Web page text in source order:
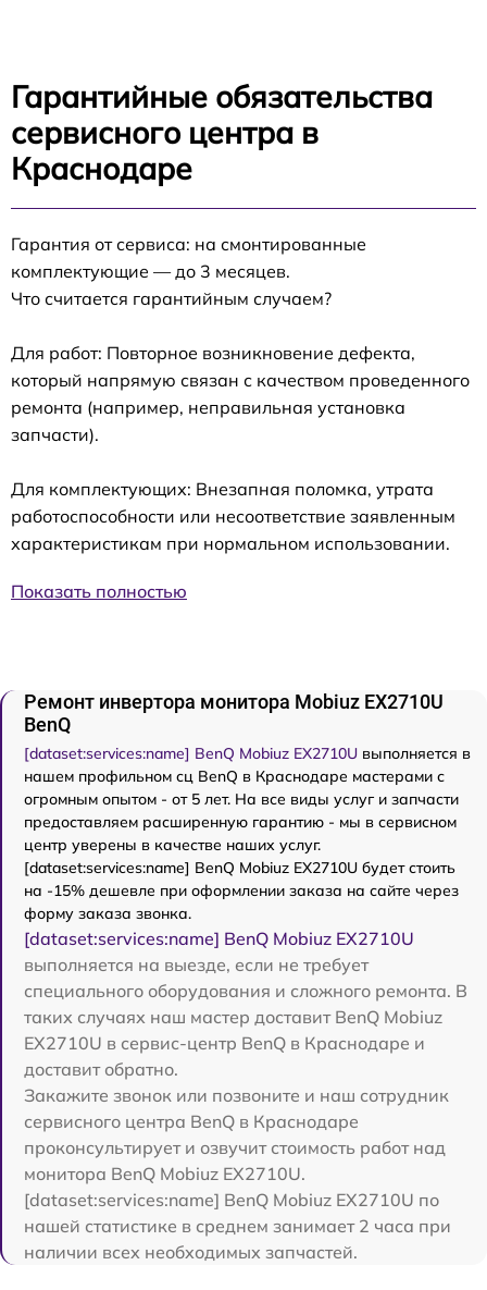
Гарантийные обязательства
сервисного центра в
Краснодаре
Гарантия от сервиса: на смонтированные
комплектующие — до 3 месяцев.
Что считается гарантийным случаем?
Для работ: Повторное возникновение дефекта,
который напрямую связан с качеством проведенного
ремонта (например, неправильная установка
запчасти).
Для комплектующих: Внезапная поломка, утрата
работоспособности или несоответствие заявленным
характеристикам при нормальном использовании.
Показать полностью
Ремонт инвертора монитора Mobiuz EX2710U
BenQ
[dataset:services:name] BenQ Mobiuz EX2710U выполняется в
нашем профильном сц BenQ в Краснодаре мастерами с
огромным опытом - от 5 лет. На все виды услуг и запчасти
предоставляем расширенную гарантию - мы в сервисном
центр уверены в качестве наших услуг.
[dataset:services:name] BenQ Mobiuz EX2710U будет стоить
на -15% дешевле при оформлении заказа на сайте через
форму заказа звонка.
[dataset:services:name] BenQ Mobiuz EX2710U
выполняется на выезде, если не требует
специального оборудования и сложного ремонта. В
таких случаях наш мастер доставит BenQ Mobiuz
EX2710U в сервис-центр BenQ в Краснодаре и
доставит обратно.
Закажите звонок или позвоните и наш сотрудник
сервисного центра BenQ в Краснодаре
проконсультирует и озвучит стоимость работ над
монитора BenQ Mobiuz EX2710U.
[dataset:services:name] BenQ Mobiuz EX2710U по
нашей статистике в среднем занимает 2 часа при
наличии всех необходимых запчастей.